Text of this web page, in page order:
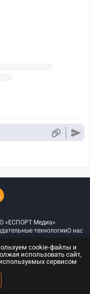
«ЕСПОРТ Медиа»
технологииО нас
защищены
средств массовой
cookie-файлы и
использовать сайт,
сервисом